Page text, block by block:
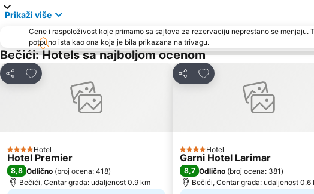
Prikaži više
Cene i raspoloživost koje primamo sa sajtova za rezervaciju neprestano se
potpuno ista kao ona koja je bila prikazana na trivagu.
Bečići: Hotels sa najboljom ocenom
Deli
Dodati u favorite
4 Zvezdice
Hotel
Hotel Premier
8,8 Odlično (broj ocena: 418)
Bečići, Centar grada: udaljenost 0.9 km
Deli
Dodati u favorite
4 Zvezdice
Hotel
Garni Hotel Larimar
8,7 Odlično (broj ocena: 381)
Bečići, Centar grada: udaljenost 0.6